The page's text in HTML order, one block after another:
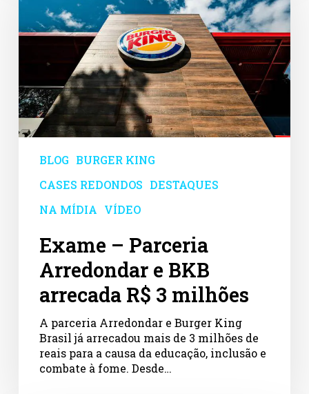
Arredondar
e
BKB
3
milhões
BLOG BURGER KING
CASES REDONDOS DESTAQUES
NA MÍDIA VÍDEO
Exame – Parceria
Arredondar e BKB
arrecada R$ 3 milhões
A parceria Arredondar e Burger King
Brasil já arrecadou mais de 3 milhões de
reais para a causa da educação, inclusão e
combate à fome. Desde…